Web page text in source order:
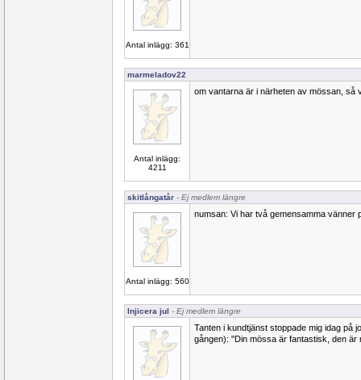
Antal inlägg: 361
marmeladov22
Antal inlägg:
4211
om vantarna är i närheten av mössan, så
skitlångatår - Ej medlem längre
Antal inlägg: 560
numsan: Vi har två gemensamma vänner
Injicera jul - Ej medlem längre
Tanten i kundtjänst stoppade mig idag på
gången): "Din mössa är fantastisk, den är